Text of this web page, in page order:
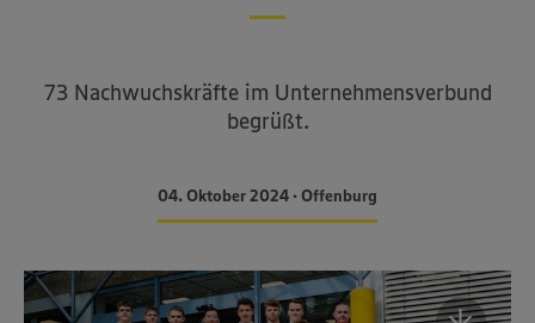
73 Nachwuchskräfte im Unternehmensverbund
begrüßt.
04. Oktober 2024 • Offenburg